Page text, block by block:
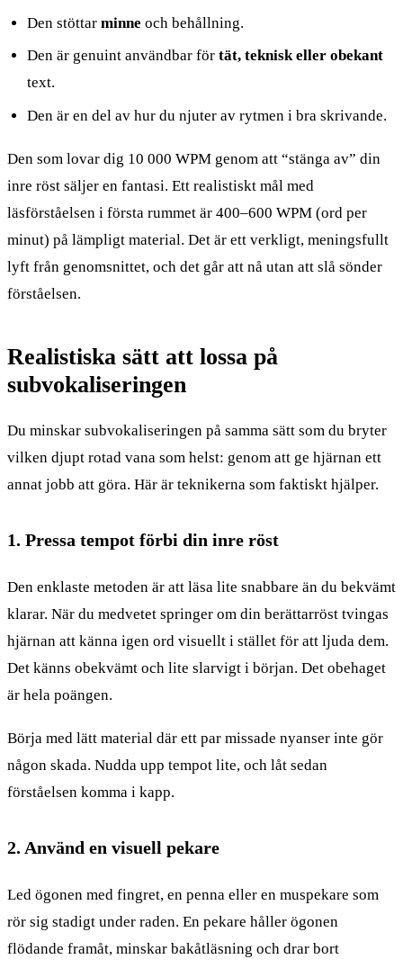
Den stöttarminne och behållning.
Den är genuint användbar förtät, teknisk eller obekant
text.
Den är en del av hur du njuter av rytmen i bra skrivande.
Den som lovar dig 10 000 WPM genom att “stänga av” din
inre röst säljer en fantasi. Ett realistiskt mål med
läsförståelsen i första rummet är 400–600 WPM (ord per
minut) på lämpligt material. Det är ett verkligt, meningsfullt
lyft från genomsnittet, och det går att nå utan att slå sönder
förståelsen.
Realistiska sätt att lossa på
subvokaliseringen
Du minskar subvokaliseringen på samma sätt som du bryter
vilken djupt rotad vana som helst: genom att ge hjärnan ett
annat jobb att göra. Här är teknikerna som faktiskt hjälper.
1. Pressa tempot förbi din inre röst
Den enklaste metoden är att läsa lite snabbare än du bekvämt
klarar. När du medvetet springer om din berättarröst tvingas
hjärnan att känna igen ord visuellt i stället för att ljuda dem.
Det känns obekvämt och lite slarvigt i början. Det obehaget
är hela poängen.
Börja med lätt material där ett par missade nyanser inte gör
någon skada. Nudda upp tempot lite, och låt sedan
förståelsen komma i kapp.
2. Använd en visuell pekare
Led ögonen med fingret, en penna eller en muspekare som
rör sig stadigt under raden. En pekare håller ögonen
flödande framåt, minskar bakåtläsning och drar bort